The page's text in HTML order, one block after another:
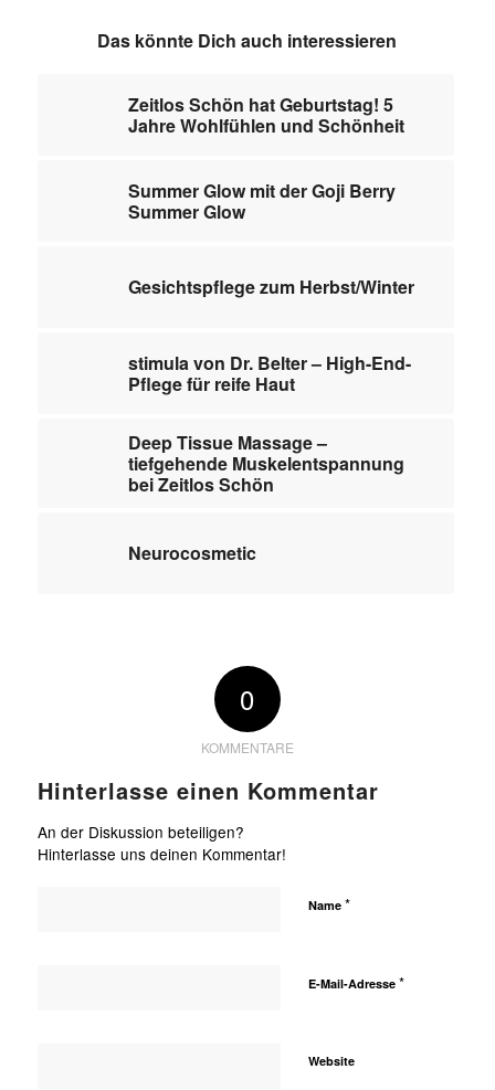
Das könnte Dich auch interessieren
Zeitlos Schön hat Geburtstag! 5
Jahre Wohlfühlen und Schönheit
Summer Glow mit der Goji Berry
Summer Glow
Gesichtspflege zum Herbst/Winter
stimula von Dr. Belter – High-End-
Pflege für reife Haut
Deep Tissue Massage –
tiefgehende Muskelentspannung
bei Zeitlos Schön
Neurocosmetic
0
KOMMENTARE
Hinterlasse einen Kommentar
An der Diskussion beteiligen?
Hinterlasse uns deinen Kommentar!
Name *
E-Mail-Adresse *
Website